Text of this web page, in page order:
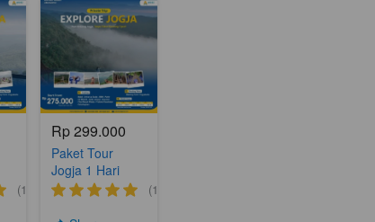
(1)
Rp 299.000
Paket Tour
Jogja 1 Hari
Sunrise
(1)